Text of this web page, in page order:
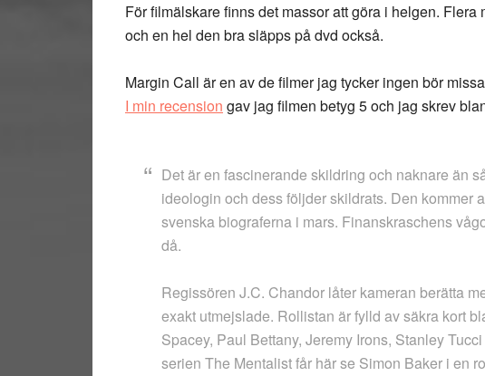
För filmälskare finns det massor att göra i helgen.
och en hel den bra släpps på dvd också.
Margin Call är en av de filmer jag tycker ingen bör
I min recension gav jag filmen betyg 5 och jag skrev
Det är en fascinerande skildring och naknare än
ideologin och dess följder skildrats. Den kommer
svenska biograferna i mars. Finanskraschens
då.
Regissören J.C. Chandor låter kameran berätta
exakt utmejslade. Rollistan är fylld av säkra kort
Spacey, Paul Bettany, Jeremy Irons, Stanley
serien The Mentalist får här se Simon Baker i en